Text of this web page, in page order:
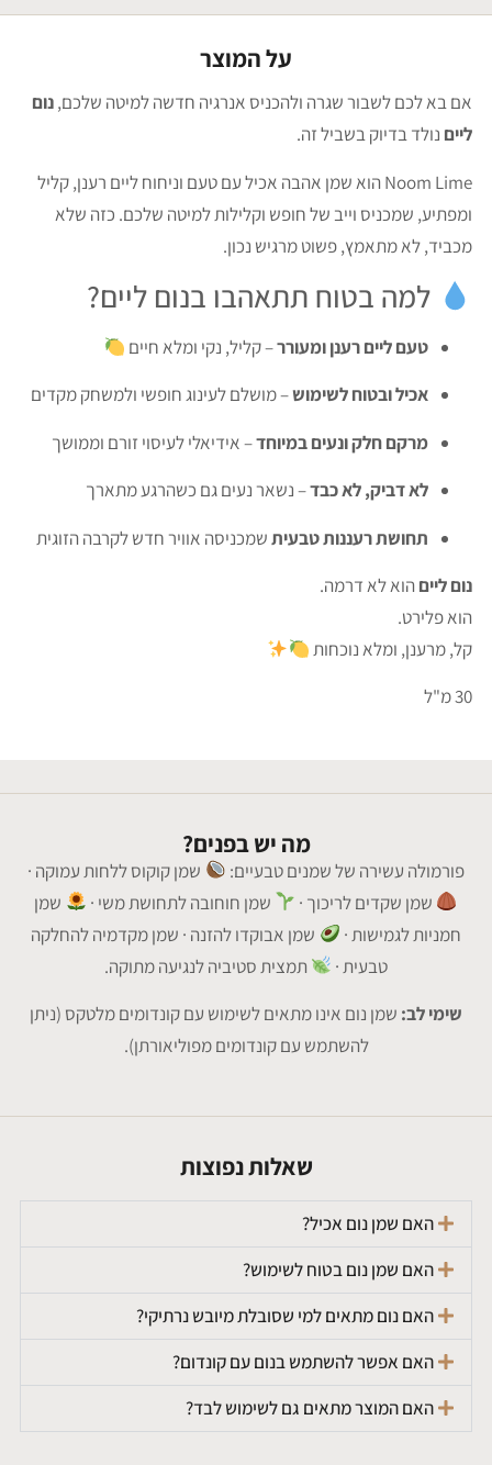
על המוצר
אם בא לכם לשבור שגרה ולהכניס אנרגיה חדשה למיטה שלכם,נום
ליים נולד בדיוק בשביל זה.
Noom Lime הוא שמן אהבה אכיל עם טעם וניחוח ליים רענן, קליל
ומפתיע, שמכניס וייב של חופש וקלילות למיטה שלכם. כזה שלא
מכביד, לא מתאמץ, פשוט מרגיש נכון.
למה בטוח תתאהבו בנום ליים?
טעם ליים רענן ומעורר– קליל, נקי ומלא חיים
אכיל ובטוח לשימוש– מושלם לעינוג חופשי ולמשחק מקדים
מרקם חלק ונעים במיוחד– אידיאלי לעיסוי זורם וממושך
לא דביק, לא כבד– נשאר נעים גם כשהרגע מתארך
תחושת רעננות טבעיתשמכניסה אוויר חדש לקרבה הזוגית
נום לייםהוא לא דרמה.
הוא פלירט.
קל, מרענן, ומלא נוכחות
30 מ"ל
מה יש בפנים?
פורמולה עשירה של שמנים טבעיים:
שמן קוקוס ללחות עמוקה ·
שמן שקדים לריכוך ·
שמן חוחובה לתחושת משי ·
שמן
חמניות לגמישות ·
שמן אבוקדו להזנה · שמן מקדמיה להחלקה
טבעית ·
תמצית סטיביה לנגיעה מתוקה.
שימי לב: שמן נום אינו מתאים לשימוש עם קונדומים מלטקס (ניתן
להשתמש עם קונדומים מפוליאורתן).
שאלות נפוצות
האם שמן נום אכיל?
האם שמן נום בטוח לשימוש?
האם נום מתאים למי שסובלת מיובש נרתיקי?
האם אפשר להשתמש בנום עם קונדום?
האם המוצר מתאים גם לשימוש לבד?